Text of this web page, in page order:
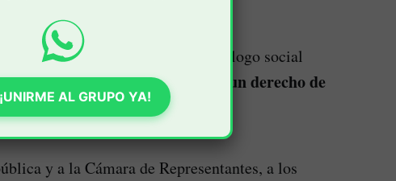
y que se genere un diálogo social
y garantice la educación como un derecho de
y a la Cámara de Representantes, a los
¡UNIRME AL GRUPO YA!